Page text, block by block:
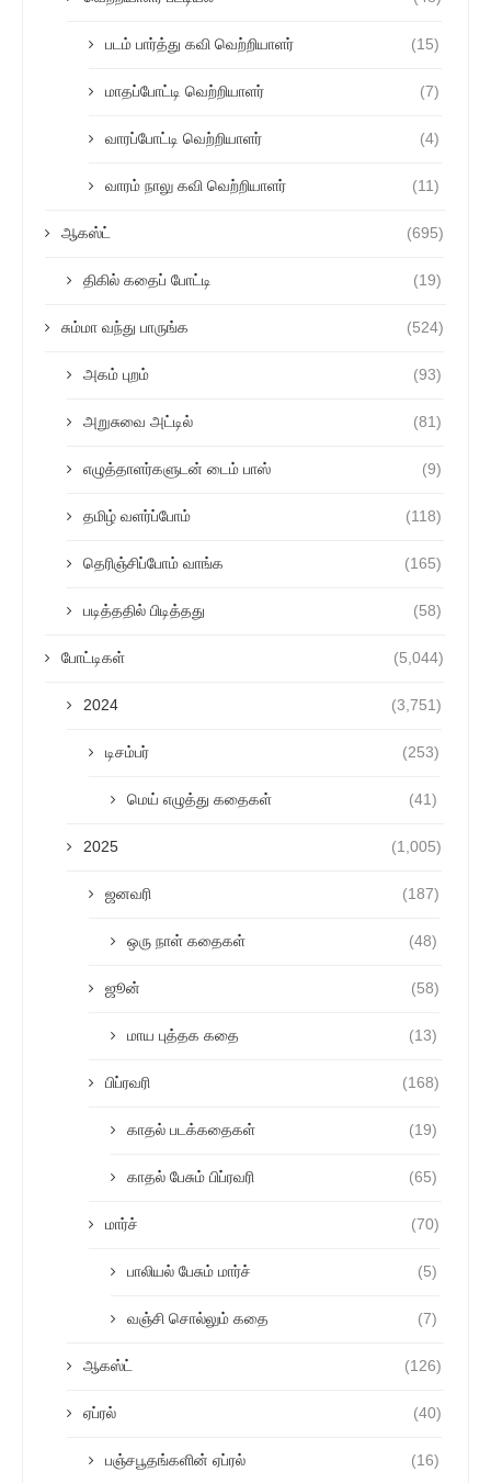
படம் பார்த்து கவி வெற்றியாளர் (15)
மாதப்போட்டி வெற்றியாளர் (7)
வாரப்போட்டி வெற்றியாளர் (4)
வாரம் நாலு கவி வெற்றியாளர் (11)
ஆகஸ்ட் (695)
திகில் கதைப் போட்டி (19)
சும்மா வந்து பாருங்க (524)
அகம் புறம் (93)
அறுசுவை அட்டில் (81)
எழுத்தாளர்களுடன் டைம் பாஸ் (9)
தமிழ் வளர்ப்போம் (118)
தெரிஞ்சிப்போம் வாங்க (165)
படித்ததில் பிடித்தது (58)
போட்டிகள் (5,044)
2024 (3,751)
டிசம்பர் (253)
மெய் எழுத்து கதைகள் (41)
2025 (1,005)
ஜனவரி (187)
ஒரு நாள் கதைகள் (48)
ஜூன் (58)
மாய புத்தக கதை (13)
பிப்ரவரி (168)
காதல் படக்கதைகள் (19)
காதல் பேசும் பிப்ரவரி (65)
மார்ச் (70)
பாலியல் பேசும் மார்ச் (5)
வஞ்சி சொல்லும் கதை (7)
ஆகஸ்ட் (126)
ஏப்ரல் (40)
பஞ்சபூதங்களின் ஏப்ரல் (16)